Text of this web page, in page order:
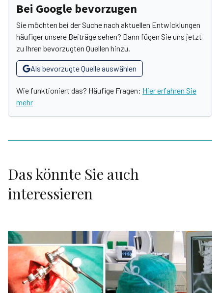
Bei Google bevorzugen
Sie möchten bei der Suche nach aktuellen Entwicklungen
häufiger unsere Beiträge sehen? Dann fügen Sie uns jetzt
zu Ihren bevorzugten Quellen hinzu.
Als bevorzugte Quelle auswählen
Wie funktioniert das? Häufige Fragen: Hier erfahren Sie
mehr
Das könnte Sie auch
interessieren